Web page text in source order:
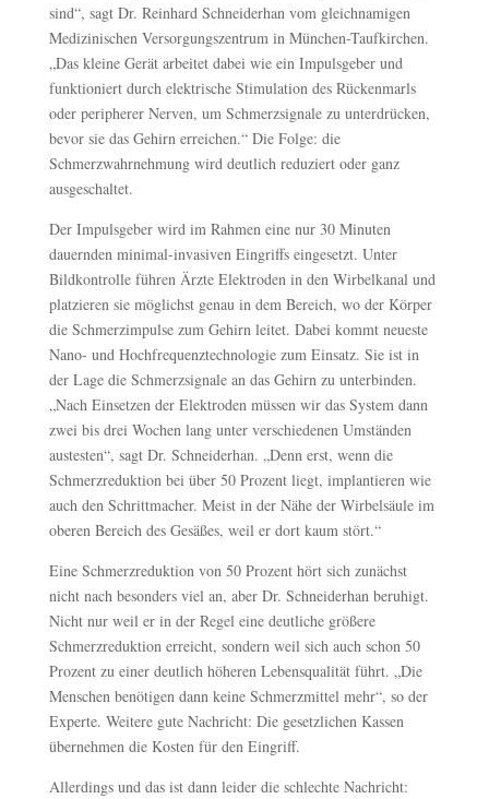
sind“, sagt Dr. Reinhard Schneiderhan vom gleichnamigen
Medizinischen Versorgungszentrum in München-Taufkirchen.
„Das kleine Gerät arbeitet dabei wie ein Impulsgeber und
funktioniert durch elektrische Stimulation des Rückenmarls
oder peripherer Nerven, um Schmerzsignale zu unterdrücken,
bevor sie das Gehirn erreichen.“ Die Folge: die
Schmerzwahrnehmung wird deutlich reduziert oder ganz
ausgeschaltet.
Der Impulsgeber wird im Rahmen eine nur 30 Minuten
dauernden minimal-invasiven Eingriffs eingesetzt. Unter
Bildkontrolle führen Ärzte Elektroden in den Wirbelkanal und
platzieren sie möglichst genau in dem Bereich, wo der Körper
die Schmerzimpulse zum Gehirn leitet. Dabei kommt neueste
Nano- und Hochfrequenztechnologie zum Einsatz. Sie ist in
der Lage die Schmerzsignale an das Gehirn zu unterbinden.
„Nach Einsetzen der Elektroden müssen wir das System dann
zwei bis drei Wochen lang unter verschiedenen Umständen
austesten“, sagt Dr. Schneiderhan. „Denn erst, wenn die
Schmerzreduktion bei über 50 Prozent liegt, implantieren wie
auch den Schrittmacher. Meist in der Nähe der Wirbelsäule im
oberen Bereich des Gesäßes, weil er dort kaum stört.“
Eine Schmerzreduktion von 50 Prozent hört sich zunächst
nicht nach besonders viel an, aber Dr. Schneiderhan beruhigt.
Nicht nur weil er in der Regel eine deutliche größere
Schmerzreduktion erreicht, sondern weil sich auch schon 50
Prozent zu einer deutlich höheren Lebensqualität führt. „Die
Menschen benötigen dann keine Schmerzmittel mehr“, so der
Experte. Weitere gute Nachricht: Die gesetzlichen Kassen
übernehmen die Kosten für den Eingriff.
Allerdings und das ist dann leider die schlechte Nachricht: